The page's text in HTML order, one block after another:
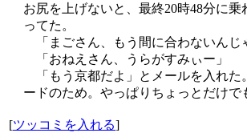
お尻を上げないと、最終20時48分に
ってた。
「まごさん、もう間に合わないんじ
「おねえさん、うらがすみぃー」
「もう京都だよ」とメールを入れた
ードのため。やっぱりちょっとだけで
[ツッコミを入れる]